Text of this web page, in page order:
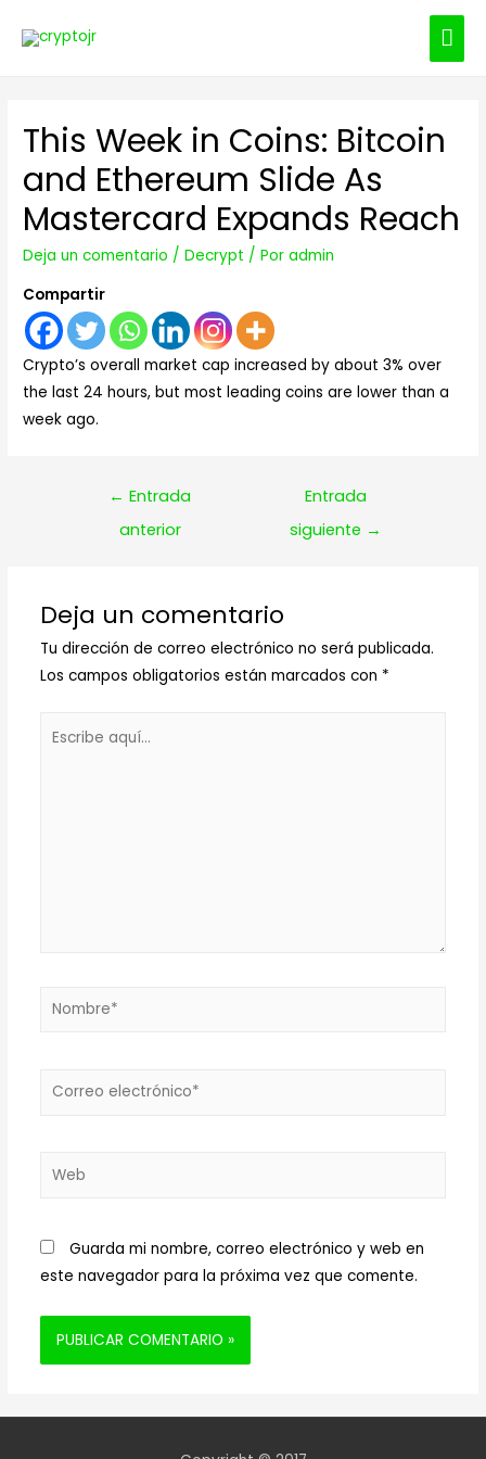
This Week in Coins: Bitcoin
and Ethereum Slide As
Mastercard Expands Reach
Deja un comentario /Decrypt / Poradmin
Compartir
Crypto’s overall market cap increased by about 3% over
the last 24 hours, but most leading coins are lower than a
week ago.
Navegación
← Entrada
anterior
Entrada
siguiente →
Deja un comentario
Tu dirección de correo electrónico no será publicada.
Los campos obligatorios están marcados con *
Nombre*
Correo
Web
Guarda mi nombre, correo electrónico y web en
este navegador para la próxima vez que comente.